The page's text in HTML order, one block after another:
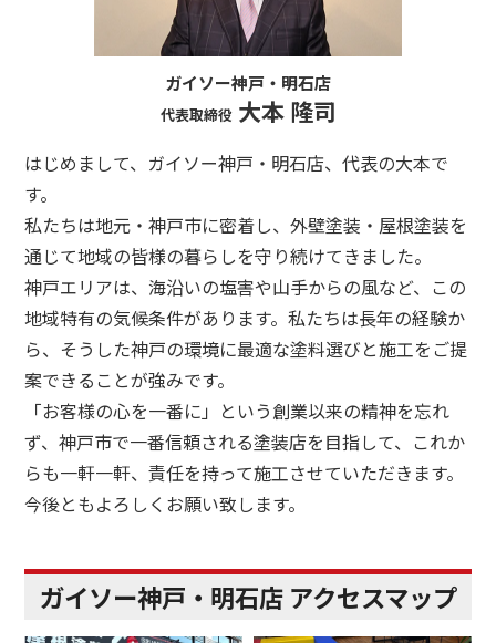
ガイソー神戸・明石店
代表取締役大本 隆司
はじめまして、ガイソー神戸・明石店、代表の大本で
す。
私たちは地元・神戸市に密着し、外壁塗装・屋根塗装を
通じて地域の皆様の暮らしを守り続けてきました。
神戸エリアは、海沿いの塩害や山手からの風など、この
地域特有の気候条件があります。私たちは長年の経験か
ら、そうした神戸の環境に最適な塗料選びと施工をご提
案できることが強みです。
「お客様の心を一番に」という創業以来の精神を忘れ
ず、神戸市で一番信頼される塗装店を目指して、これか
らも一軒一軒、責任を持って施工させていただきます。
今後ともよろしくお願い致します。
ガイソー神戸・明石店 アクセスマップ